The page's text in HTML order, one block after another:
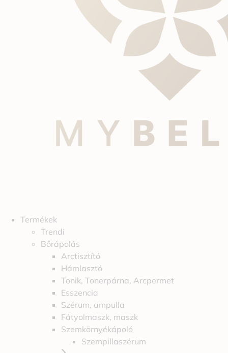
Termékek
Trendi
Bőrápolás
Arctisztító
Hámlasztó
Tonik, Tonerpárna, Arcpermet
Esszencia
Szérum, ampulla
Fátyolmaszk, maszk
Szemkörnyékápoló
Szempillaszérum